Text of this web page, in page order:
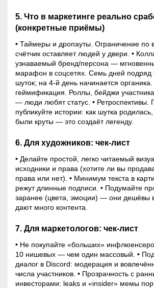
5. Что в маркетинге реально
(конкретные приёмы)
• Таймеры и дропауты. Ограничение по
счётчик оставляет людей у двери. •
узнаваемый бренд/персона —
марафон в соцсетях. Семь дней подряд
шуток; на 4-й день начинается
геймификация. Роллы, бейджи
— люди любят статус. • Ретроспективы.
публикуйте истории: как шутка
были круты — это создаёт легенду.
6. Для художников: чек-лист
• Делайте простой, легко читаемый
исходники и права (хотите ли вы
права или нет). • Минимум текста в
режут длинные подписи. • Подумайте
заранее (цвета, эмоции) — они дешёвы
дают много контента.
7. Для маркетологов: чек-лист
• Не покупайте «больших»
10 нишевых — чем один массовый. •
диалог в Discord: модерация и
числа участников. • Прозрачность с
инвесторами: leaks и «insider» мемы